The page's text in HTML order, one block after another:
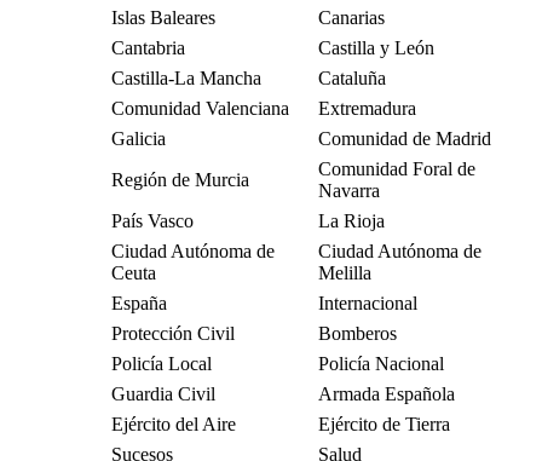
Islas Baleares
Canarias
Cantabria
Castilla y León
Castilla-La Mancha
Cataluña
Comunidad Valenciana
Extremadura
Galicia
Comunidad de Madrid
Región de Murcia
Comunidad Foral de
Navarra
País Vasco
La Rioja
Ciudad Autónoma de
Ceuta
Ciudad Autónoma de
Melilla
España
Internacional
Protección Civil
Bomberos
Policía Local
Policía Nacional
Guardia Civil
Armada Española
Ejército del Aire
Ejército de Tierra
Sucesos
Salud